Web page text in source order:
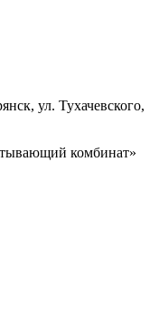
ул. Тухачевского,
комбинат»